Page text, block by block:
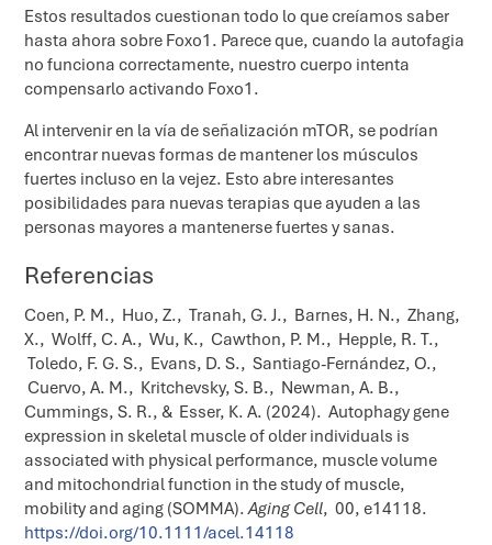
Estos resultados cuestionan todo lo que creíamos saber
hasta ahora sobre Foxo1. Parece que, cuando la autofagia
no funciona correctamente, nuestro cuerpo intenta
compensarlo activando Foxo1.
Al intervenir en la vía de señalización mTOR, se podrían
encontrar nuevas formas de mantener los músculos
fuertes incluso en la vejez. Esto abre interesantes
posibilidades para nuevas terapias que ayuden a las
personas mayores a mantenerse fuertes y sanas.
Referencias
Coen, P. M., Huo, Z., Tranah, G. J., Barnes, H. N., Zhang,
X., Wolff, C. A., Wu, K., Cawthon, P. M., Hepple, R. T.,
Toledo, F. G. S., Evans, D. S., Santiago-Fernández, O.,
Cuervo, A. M., Kritchevsky, S. B., Newman, A. B.,
Cummings, S. R., & Esser, K. A. (2024). Autophagy gene
expression in skeletal muscle of older individuals is
associated with physical performance, muscle volume
and mitochondrial function in the study of muscle,
mobility and aging (SOMMA).Aging Cell, 00, e14118.
https://doi.org/10.1111/acel.14118